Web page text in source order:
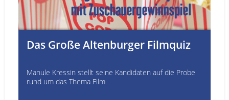
Das Große Altenburger Filmquiz
Manule Kressin stellt seine Kandidaten auf die Probe
rund um das Thema Film